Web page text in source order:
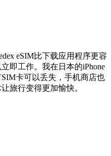
eSIM比下载应用程序更容
即工作。我在日本的iPhone
卡可以丢失，手机商店也
旅行变得更加愉快。